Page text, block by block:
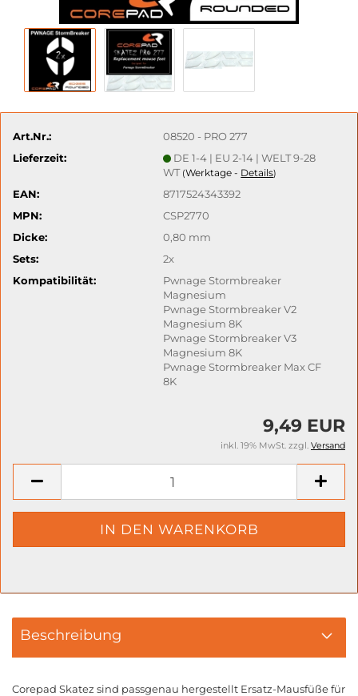
Art.Nr.:
08520 - PRO 277
Lieferzeit:
DE 1-4 | EU 2-14 | WELT 9-28
WT (Werktage - Details)
EAN:
8717524343392
MPN:
CSP2770
Dicke:
0,80 mm
Sets:
2x
Kompatibilität:
Pwnage Stormbreaker
Magnesium
Pwnage Stormbreaker V2
Magnesium 8K
Pwnage Stormbreaker V3
Magnesium 8K
Pwnage Stormbreaker Max CF
8K
9,49 EUR
inkl. 19% MwSt. zzgl. Versand
Beschreibung
Corepad Skatez sind passgenau hergestellt Ersatz-Mausfüße für